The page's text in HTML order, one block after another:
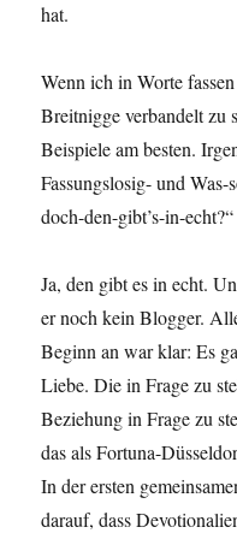
hat.
Wenn ich in Worte
Breitnigge verbandelt zu
Beispiele am besten.
Fassungslosig- und
doch-den-gibt’s-in-echt?“
Ja, den gibt es in echt.
er noch kein Blogger.
Beginn an war klar: Es
Liebe. Die in Frage zu
Beziehung in Frage zu
das als Fortuna-
In der ersten
darauf, dass